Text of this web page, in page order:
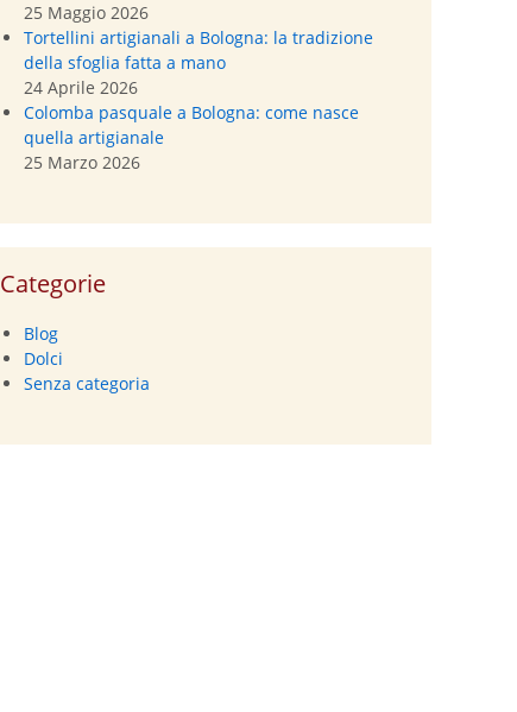
25 Maggio 2026
Tortellini artigianali a Bologna: la tradizione
della sfoglia fatta a mano
24 Aprile 2026
Colomba pasquale a Bologna: come nasce
quella artigianale
25 Marzo 2026
Categorie
Blog
Dolci
Senza categoria